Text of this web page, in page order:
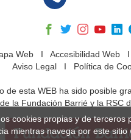
WebI Accesibilidad Web
Aviso Legal I Política de
de esta WEB ha sido posible
de la Fundación Barrié y la RSC
cookies propias y de terceros
mientras navega por este sitio